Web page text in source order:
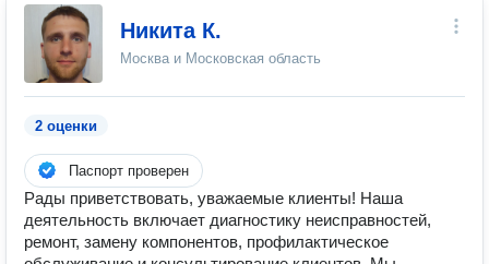
Никита К.
Москва и Московская область
2 оценки
Паспорт проверен
Рады приветствовать, уважаемые клиенты! Наша
деятельность включает диагностику неисправностей,
ремонт, замену компонентов, профилактическое